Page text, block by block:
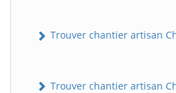
Trouver chantier artisan
Trouver chantier artisan